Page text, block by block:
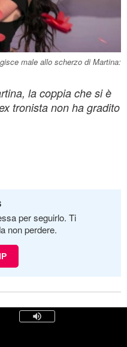
male allo scherzo di Martina:
la coppia che si è
tronista non ha gradito
per seguirlo. Ti
non perdere.